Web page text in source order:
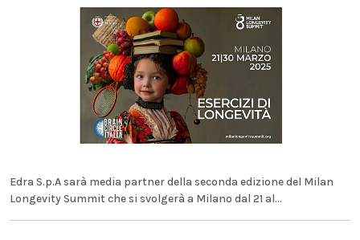
Edra S.p.A sarà media partner della seconda edizione del Milan
Longevity Summit che si svolgerà a Milano dal 21 al...